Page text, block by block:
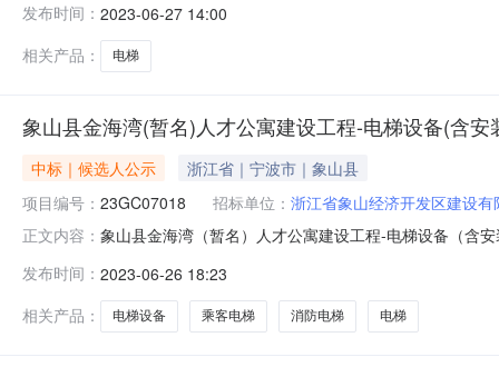
责任公司;项目负责人:;报价:0.00元/%;工期:日历天;质量
发布时间： 2023-06-27 14:00
相关产品：
电梯
象山县金海湾(暂名)人才公寓建设工程-电梯设备(含安
中标｜候选人公示
浙江省｜宁波市｜象山县
项目编号： 23GC07018 招标单位： 浙江省象山经济开发区建设有
正文内容： 象山县金海湾（暂名）人才公寓建设工程-电梯设备（含
容包括乘客电梯兼无障碍电梯或消防电梯标底价或概（
年6月26日
发布时间： 2023-06-26 18:23
相关产品：
电梯设备 乘客电梯 消防电梯 电梯